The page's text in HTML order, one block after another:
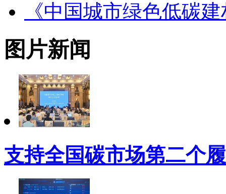
《中国城市绿色低碳
图片新闻
支持全国碳市场第二个